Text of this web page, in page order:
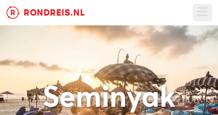
R RONDREIS.NL
Seminyak